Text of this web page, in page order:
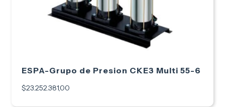
ESPA-Grupo de Presion CKE3 Multi 55-6
$23.252.381,00